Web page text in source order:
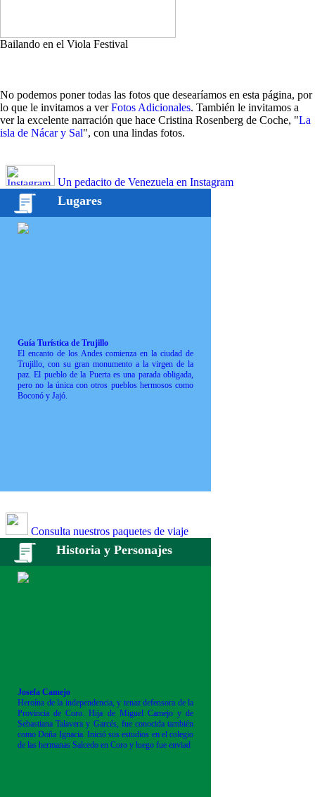
Bailando en el Viola Festival
No podemos poner todas las fotos que desearíamos en esta página, por
lo que le invitamos a verFotos Adicionales. También le invitamos a
ver la excelente narración que hace Cristina Rosenberg de Coche, "La
isla de Nácar y Sal", con una lindas fotos.
Un pedacito de Venezuela en Instagram
Lugares
Guía Turística de Trujillo
El encanto de los Andes comienza en la ciudad de
Trujillo, con su gran monumento a la virgen de la
paz. El pueblo de la Puerta es una parada obligada,
pero no la única con otros pueblos hermosos como
Boconó y Jajó.
Consulta nuestros paquetes de viaje
Historia y Personajes
Josefa Camejo
Heroína de la independencia, y tenaz defensora de la
Provincia de Coro. Hija de Miguel Camejo y de
Sebastiana Talavera y Garcés, fue conocida también
como Doña Ignacia. Inició sus estudios en el colegio
de las hermanas Salcedo en Coro y luego fue enviad